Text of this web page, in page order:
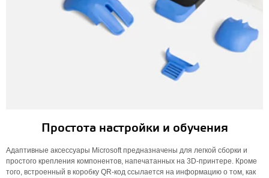
Простота настройки и обучения
Адаптивные аксессуары Microsoft предназначены для легкой сборки и
простого крепления компонентов, напечатанных на 3D-принтере. Кроме
того, встроенный в коробку QR-код ссылается на информацию о том, как